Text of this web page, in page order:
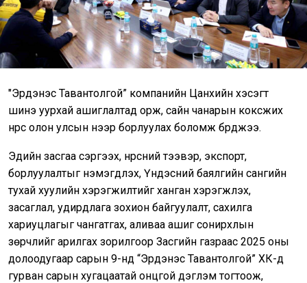
"Эрдэнэс Тавантолгой” компанийн Цанхийн хэсэгт
шинэ уурхай ашиглалтад орж, сайн чанарын коксжих
нүүрс олон улсын үнээр борлуулах боломж бүрджээ.
Эдийн засгаа сэргээх, нүүрсний тээвэр, экспорт,
борлуулалтыг нэмэгдүүлэх, Үндэсний баялгийн сангийн
тухай хуулийн хэрэгжилтийг ханган хэрэгжүүлэх,
засаглал, удирдлага зохион байгуулалт, сахилга
хариуцлагыг чангатгах, аливаа ашиг сонирхлын
зөрчлийг арилгах зорилгоор Засгийн газраас 2025 оны
долоодугаар сарын 9-нд “Эрдэнэс Тавантолгой” ХК-д
гурван сарын хугацаатай онцгой дэглэм тогтоож,